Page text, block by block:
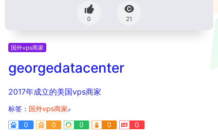
0 21
国外vps商家
georgedatacenter
2017年成立的美国vps商家
标签： 国外vps商家
0
0 0 0 0